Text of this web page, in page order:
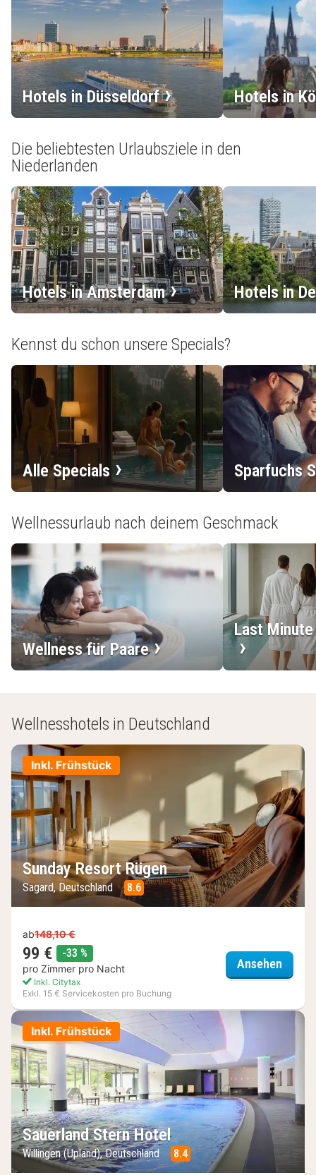
Hotels in Düsseldorf Hotels in
Die beliebtesten Urlaubsziele in den
Niederlanden
Hotels in Amsterdam Hotels in
Kennst du schon unsere Specials?
Alle Specials Sparfuchs
Wellnessurlaub nach deinem Geschmack
Wellness für Paare
Last
Wellnesshotels in Deutschland
Inkl. Frühstück
Sunday Resort Rügen
Sagard, Deutschland 8.6
ab148,10 €
99 € -33 %
pro Zimmer pro Nacht
Inkl. Citytax
Exkl. 15 € Servicekosten pro Buchung
Ansehen
Inkl. Frühstück
Sauerland Stern Hotel
Willingen (Upland), Deutschland 8.4